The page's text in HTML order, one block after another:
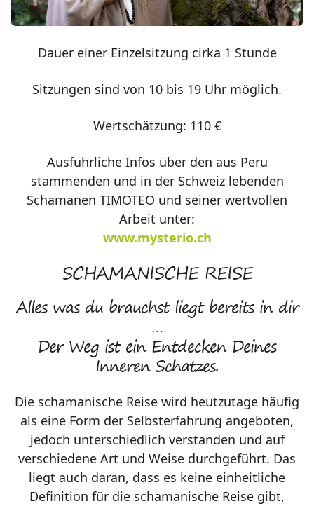
Dauer einer Einzelsitzung cirka 1 Stunde
Sitzungen sind von 10 bis 19 Uhr möglich.
Wertschätzung: 110 €
Ausführliche Infos über den aus Peru
stammenden und in der Schweiz lebenden
Schamanen TIMOTEO und seiner wertvollen
Arbeit unter:
www.mysterio.ch
SCHAMANISCHE REISE
Alles was du brauchst liegt bereits in dir
…
Der Weg ist ein Entdecken Deines
Inneren Schatzes.
Die schamanische Reise wird heutzutage häufig
als eine Form der Selbsterfahrung angeboten,
jedoch unterschiedlich verstanden und auf
verschiedene Art und Weise durchgeführt. Das
liegt auch daran, dass es keine einheitliche
Definition für die schamanische Reise gibt,